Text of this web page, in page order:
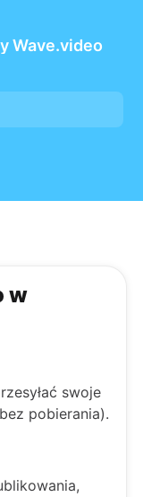
Wave.video
w
swoje
pobierania).